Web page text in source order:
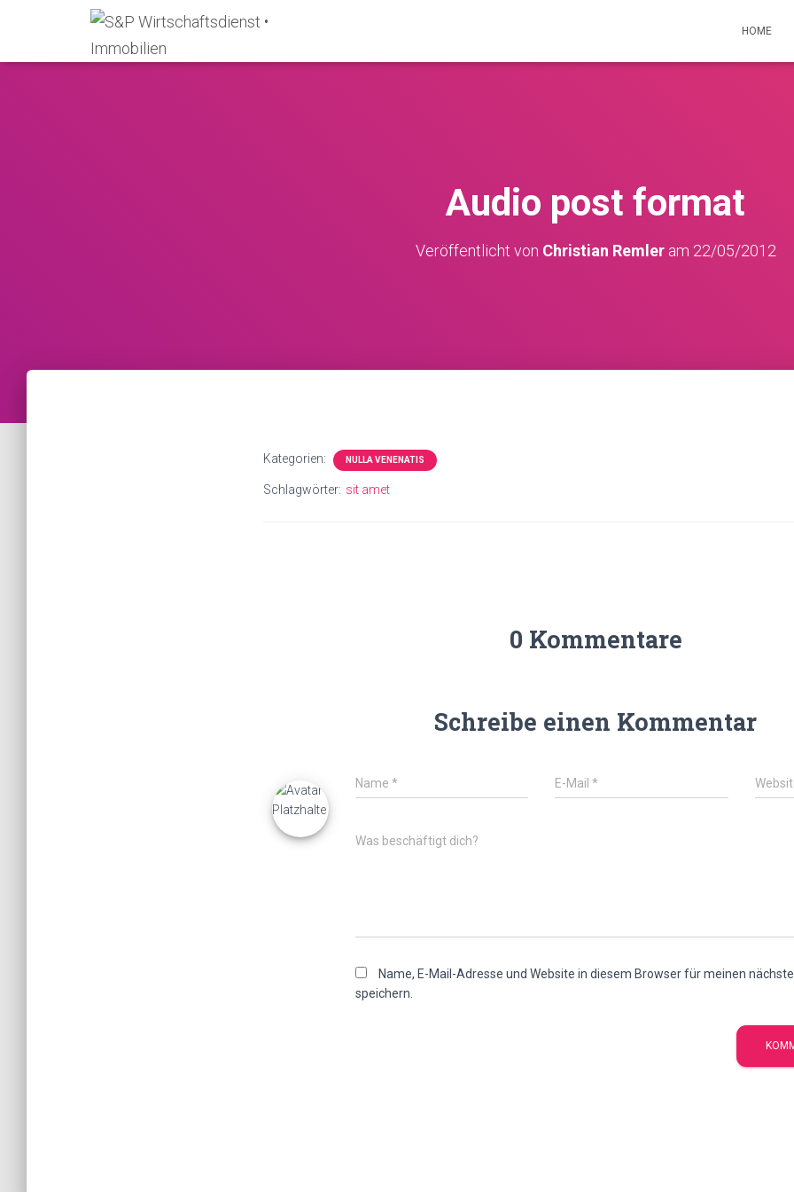
HOME
Audio post format
Veröffentlicht von Christian Remleram 22/05/2012
Kategorien: NULLA VENENATIS
Schlagwörter: sit amet
0 Kommentare
Schreibe einen Kommentar
Name * E-Mail*
Was beschäftigt dich?
Name, E-Mail-Adresse und Website in diesem Browser für meinen
speichern.